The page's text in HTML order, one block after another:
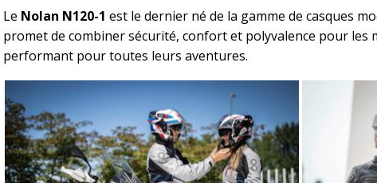
Le Nolan N120-1 est le dernier né de la gamme de casques
promet de combiner sécurité, confort et polyvalence pour les
performant pour toutes leurs aventures.